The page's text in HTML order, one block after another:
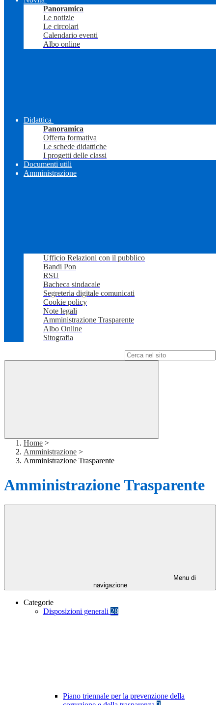
Panoramica
Le notizie
Le circolari
Calendario eventi
Albo online
Didattica
Panoramica
Offerta formativa
Le schede didattiche
I progetti delle classi
Documenti utili
Amministrazione
Ufficio Relazioni con il pubblico
Bandi Pon
RSU
Bacheca sindacale
Segreteria digitale comunicati
Cookie policy
Note legali
Amministrazione Trasparente
Albo Online
Sitografia
Home >
Amministrazione >
Amministrazione Trasparente
Amministrazione Trasparente
Menu di
navigazione
Categorie
Disposizioni generali 28
Piano triennale per la prevenzione della